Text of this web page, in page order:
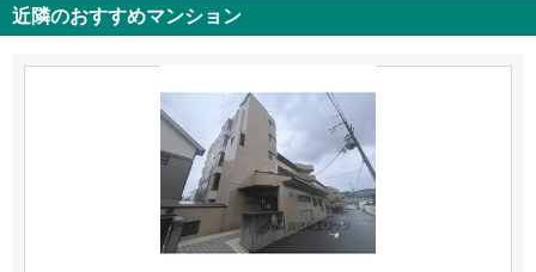
近隣のおすすめマンション